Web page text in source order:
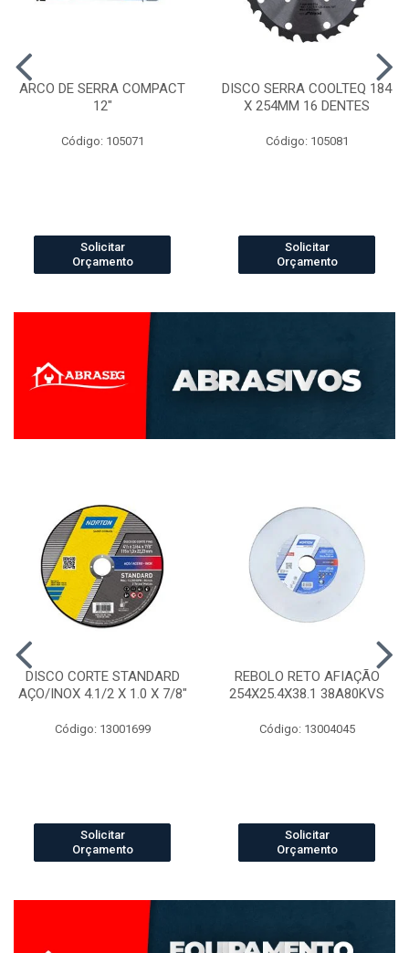
ARCO DE SERRA COMPACT
12"
Código: 105071
Solicitar
Orçamento
DISCO SERRA COOLTEQ 184
X 254MM 16 DENTES
Código: 105081
Solicitar
Orçamento
DISCO CORTE STANDARD
AÇO/INOX 4.1/2 X 1.0 X 7/8"
Código: 13001699
Solicitar
Orçamento
REBOLO RETO AFIAÇÃO
254X25.4X38.1 38A80KVS
Código: 13004045
Solicitar
Orçamento